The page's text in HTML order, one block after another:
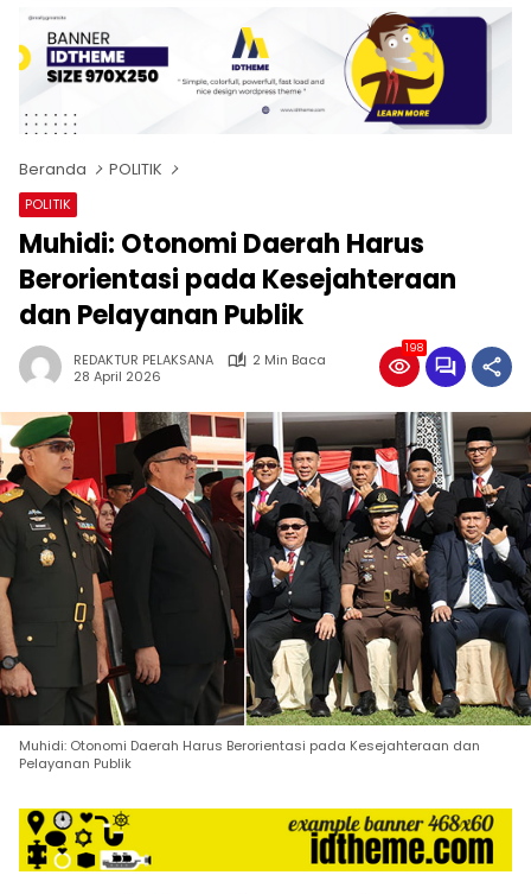
Beranda POLITIK
POLITIK
Muhidi: Otonomi Daerah Harus
Berorientasi pada Kesejahteraan
dan Pelayanan Publik
REDAKTUR PELAKSANA
2 Min Baca
28 April 2026
198
Muhidi: Otonomi Daerah Harus Berorientasi pada Kesejahteraan dan
Pelayanan Publik